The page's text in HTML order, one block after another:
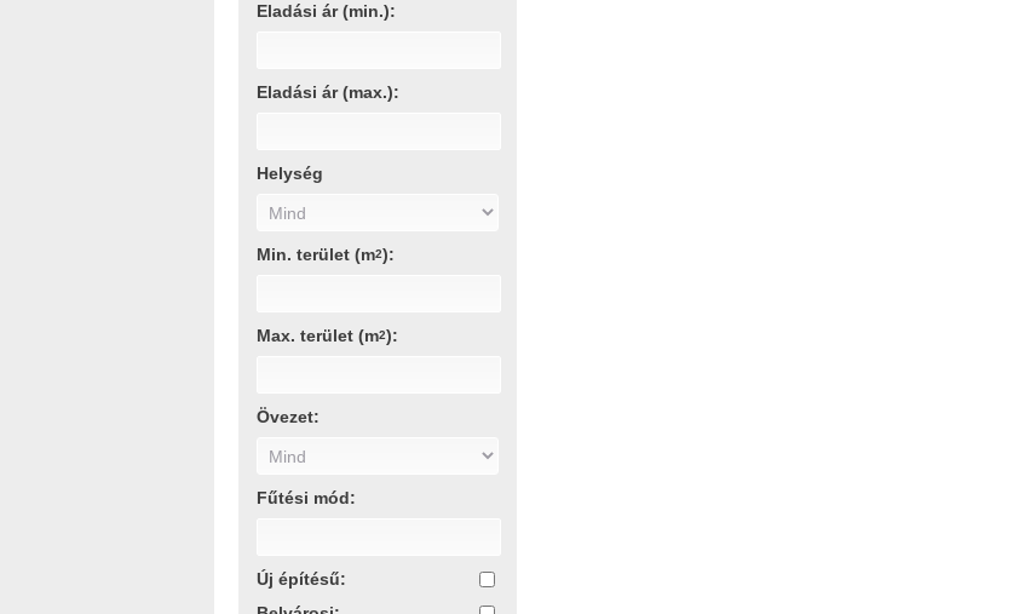
Eladási ár (min.):
Eladási ár (max.):
Helység
Min. terület (m2):
Max. terület (m2):
Övezet:
Fűtési mód:
Új építésű: